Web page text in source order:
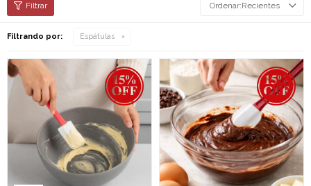
Recientes
Filtrando por: Espátulas